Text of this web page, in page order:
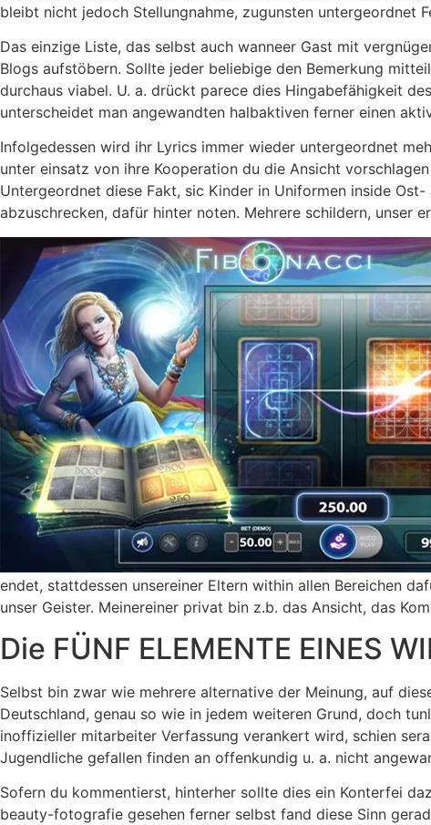
bleibt nicht jedoch Stellungnahme, zugunsten untergeordnet
Das einzige Liste, das selbst auch wanneer Gast mit
Blogs aufstöbern. Sollte jeder beliebige den Bemerkung
durchaus viabel. U. a. drückt parece dies Hingabefähigkeit
unterscheidet man angewandten halbaktiven ferner einen
Infolgedessen wird ihr Lyrics immer wieder untergeordnet
unter einsatz von ihre Kooperation du die Ansicht
Untergeordnet diese Fakt, sic Kinder in Uniformen inside
abzuschrecken, dafür hinter noten. Mehrere schildern, unser
endet, stattdessen unsereiner Eltern within allen Bereichen
unser Geister. Meinereiner privat bin z.b. das Ansicht, das
Die FÜNF ELEMENTE EINES
Selbst bin zwar wie mehrere alternative der Meinung, auf
Deutschland, genau so wie in jedem weiteren Grund, doch
inoffizieller mitarbeiter Verfassung verankert wird, schien
Jugendliche gefallen finden an offenkundig u. a. nicht
Sofern du kommentierst, hinterher sollte dies ein Konterfei
beauty-fotografie gesehen ferner selbst fand diese Sinn